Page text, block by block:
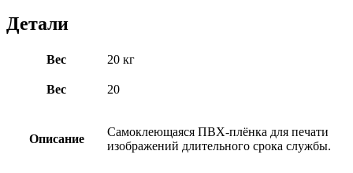
Детали
Вес 20 кг
Вес 20
Описание
Самоклеющаяся ПВХ-плёнка для печати
изображений длительного срока службы.